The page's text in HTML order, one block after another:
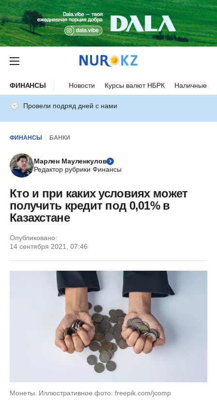
ФИНАНСЫ Новости Курсы валют НБРК Наличные
Провели подряд дней с нами
ФИНАНСЫ БАНКИ
Марлен Мауленкулов
Редактор рубрики Финансы
Кто и при каких условиях может
получить кредит под 0,01% в
Казахстане
Опубликовано:
14 сентября 2021, 07:46
Монеты. Иллюстративное фото: freepik.com/jcomp